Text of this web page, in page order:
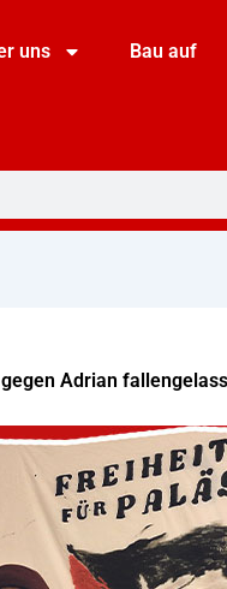
uns Bau auf
Adrian